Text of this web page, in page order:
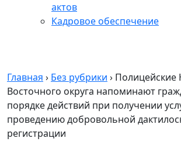
актов
Кадровое обеспечение
Главная › Без рубрики › Полицейские
Восточного округа напоминают
порядке действий при получении
проведению добровольной
регистрации